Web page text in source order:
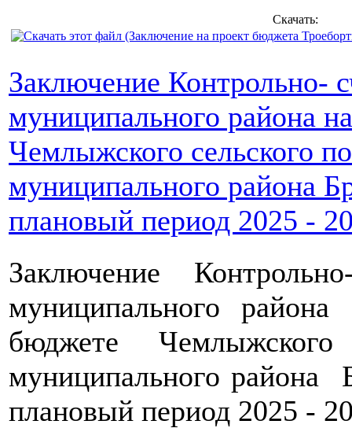
Скачать:
Заключение Контрольно-
муниципального района
Чемлыжского сельского
муниципального района
плановый период 2025 -
Заключение
муниципального
бюджете Чемлыжского
муниципального района
плановый период 2025 -